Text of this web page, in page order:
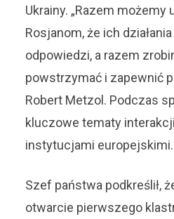
Ukrainy. „Razem możemy
Rosjanom, że ich
odpowiedzi, a razem
powstrzymać i zapewnić
Robert Metzol. Podczas
kluczowe tematy
instytucjami europejskimi.
Szef państwa podkreślił,
otwarcie pierwszego